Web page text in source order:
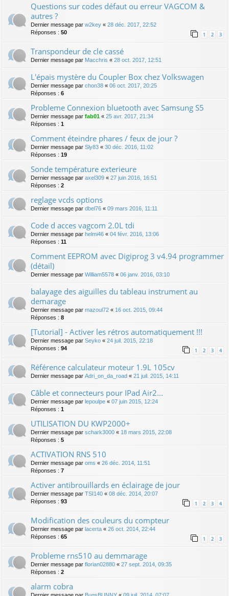
Questions sur codes défaut ou erreur VAGCOM &
autres ?
Dernier message par w2key « 28 déc. 2017, 22:52
Réponses : 50 1 2 3
Transpondeur de cle cassé
Dernier message par Macchris « 28 oct. 2017, 12:51
L'épais mystère du Coupler Box chez Volkswagen
Dernier message par chon38 « 06 oct. 2017, 20:25
Réponses : 6
Probleme Connexion bluetooth avec Samsung S5
Dernier message par fab01 « 25 avr. 2017, 21:34
Réponses : 1
Comment éteindre phares / feux de jour ?
Dernier message par Sly83 « 30 déc. 2016, 11:02
Réponses : 19
Sonde température exterieure
Dernier message par axel309 « 27 juin 2016, 16:51
Réponses : 2
reglage vcds options
Dernier message par dbel76 « 09 mars 2016, 11:11
Code d acces vagcom 2.0L tdi
Dernier message par helmi46 « 04 févr. 2016, 13:06
Réponses : 11
Comment EEPROM avec Digiprog 3 v4.94 programmer
(détail)
Dernier message par William5578 « 06 janv. 2016, 03:10
balayage des aiguilles du tableau instrument au
demarage
Dernier message par mazoul72 « 16 oct. 2015, 09:44
Réponses : 8
[Tutorial] - Activer les rétros automatiquement !!!
Dernier message par Seyko « 24 juil. 2015, 22:18
Réponses : 94 1 2 3 4
Référence calculateur moteur 1.9L 105cv
Dernier message par Adri_on_da_road « 21 juil. 2015, 14:11
Câble et connecteurs pour IPad Air2...
Dernier message par lepoulpe « 07 juin 2015, 12:24
Réponses : 1
UTILISATION DU KWP2000+
Dernier message par schark3000 « 18 mars 2015, 22:08
Réponses : 5
ACTIVATION RNS 510
Dernier message par oms « 26 déc. 2014, 11:51
Réponses : 7
Activer antibrouillards en éclairage de jour
Dernier message par TSI140 « 08 déc. 2014, 20:07
Réponses : 93 1 2 3 4
Modification des couleurs du compteur
Dernier message par lacerta « 26 oct. 2014, 22:44
Réponses : 65 1 2 3
Probleme rns510 au demmarage
Dernier message par florian02880 « 27 sept. 2014, 09:35
Réponses : 2
alarm cobra